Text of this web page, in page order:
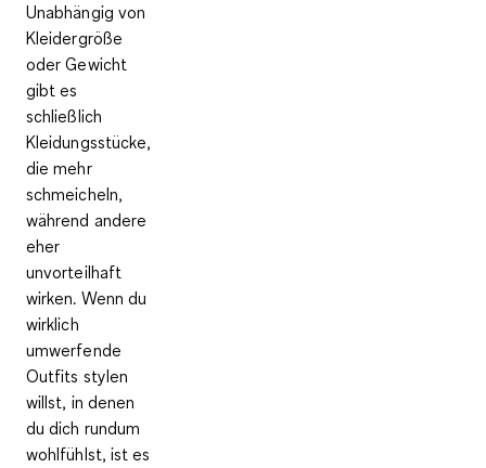
Unabhängig von
Kleidergröße
oder Gewicht
gibt es
schließlich
Kleidungsstücke,
die mehr
schmeicheln,
während andere
eher
unvorteilhaft
wirken. Wenn du
wirklich
umwerfende
Outfits stylen
willst, in denen
du dich rundum
wohlfühlst, ist es